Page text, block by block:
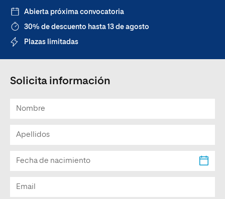
Abierta próxima convocatoria
30% de descuento hasta 13 de agosto
Plazas limitadas
Solicita información